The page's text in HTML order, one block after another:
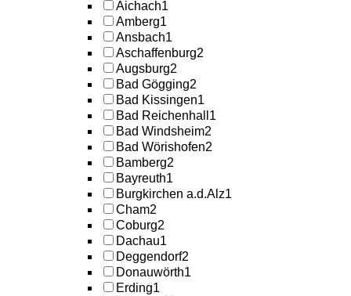
Aichach1
Amberg1
Ansbach1
Aschaffenburg2
Augsburg2
Bad Gögging2
Bad Kissingen1
Bad Reichenhall 1
Bad Windsheim2
Bad Wörishofen2
Bamberg2
Bayreuth1
Burgkirchen a.d.Alz1
Cham2
Coburg2
Dachau1
Deggendorf2
Donauwörth1
Erding1